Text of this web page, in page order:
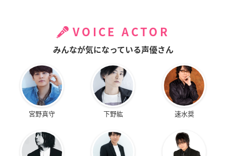
VOICE ACTOR
みんなが気になっている声優さん
宮野真守 下野紘 速水奨